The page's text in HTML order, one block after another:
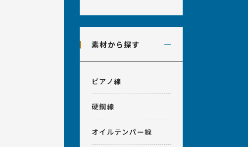
素材から探す
ピアノ線
硬鋼線
オイルテンパー線